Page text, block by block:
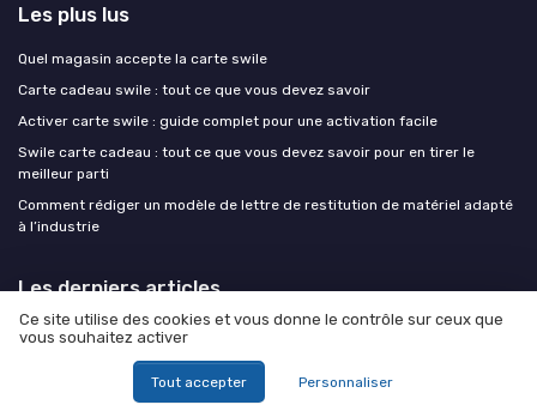
Les plus lus
Quel magasin accepte la carte swile
Carte cadeau swile : tout ce que vous devez savoir
Activer carte swile : guide complet pour une activation facile
Swile carte cadeau : tout ce que vous devez savoir pour en tirer le
meilleur parti
Comment rédiger un modèle de lettre de restitution de matériel adapté
à l’industrie
Les derniers articles
Structurer la gestion des demandes d’intervention pour une
Structurer la gestion des demandes d’intervention pour une
maintenance industrielle performante
Ce site utilise des cookies et vous donne le contrôle sur ceux que
vous souhaitez activer
Tout accepter Personnaliser